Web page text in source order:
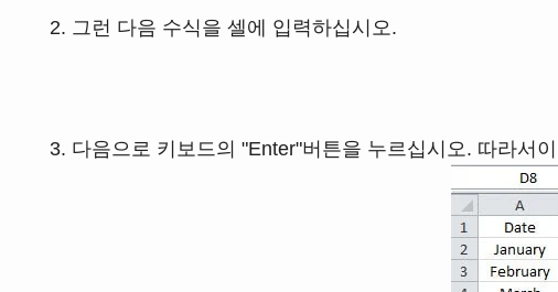
그런 다음 수식을 셀에 입력하십시오.
다음으로 키보드의 "Enter"버튼을 누르십시오. 따라서